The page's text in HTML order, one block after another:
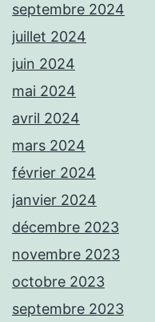
septembre 2024
juillet 2024
juin 2024
mai 2024
avril 2024
mars 2024
février 2024
janvier 2024
décembre 2023
novembre 2023
octobre 2023
septembre 2023